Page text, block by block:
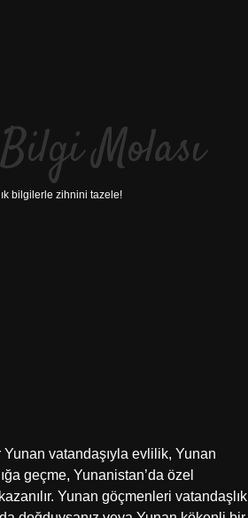
Molası
bilgilerle zihnini tazele!
vatandaşıyla evlilik, Yunan
geçme, Yunanistan’da özel
Yunan göçmenleri vatandaşlık